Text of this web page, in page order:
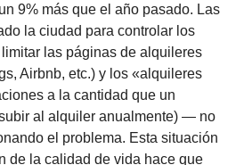
9% más que el año pasado. Las
la ciudad para controlar los
las páginas de alquileres
Airbnb, etc.) y los «alquileres
a la cantidad que un
al alquiler anualmente) — no
el problema. Esta situación
de la calidad de vida hace que